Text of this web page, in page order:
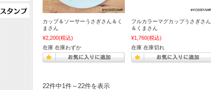
カップ＆ソーサーうさぎさん＆く
まさん
¥2,200(税込)
在庫 在庫わずか
フルカラーマグカップうさぎさん
＆くまさん
¥1,760(税込)
在庫 在庫切れ
22件中1件～22件を表示